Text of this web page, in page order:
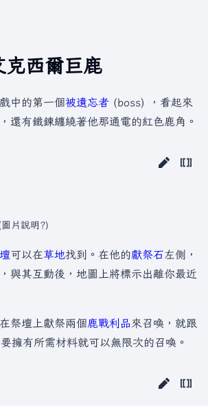
克西爾巨鹿
中的第一個被遺忘者 (boss) ，看起來
還有鐵鍊纏繞著他那通電的紅色鹿角。
片說明?)
可以在草地找到。在他的獻祭石左側，
，與其互動後，地圖上將標示出離你最近
祭壇上獻祭兩個鹿戰利品來召喚，就跟
擁有所需材料就可以無限次的召喚。